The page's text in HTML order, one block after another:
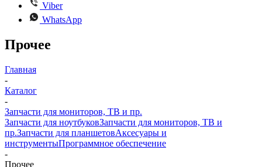
Viber
WhatsApp
Прочее
Главная
-
Каталог
-
Запчасти для мониторов, ТВ и пр.
Запчасти для ноутбуковЗапчасти для мониторов, ТВ и
пр.Запчасти для планшетовАксесуары и
инструментыПрограммное обеспечение
-
Прочее